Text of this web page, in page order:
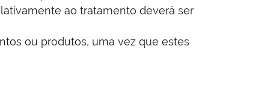
ao tratamento deverá ser
ou produtos, uma vez que estes